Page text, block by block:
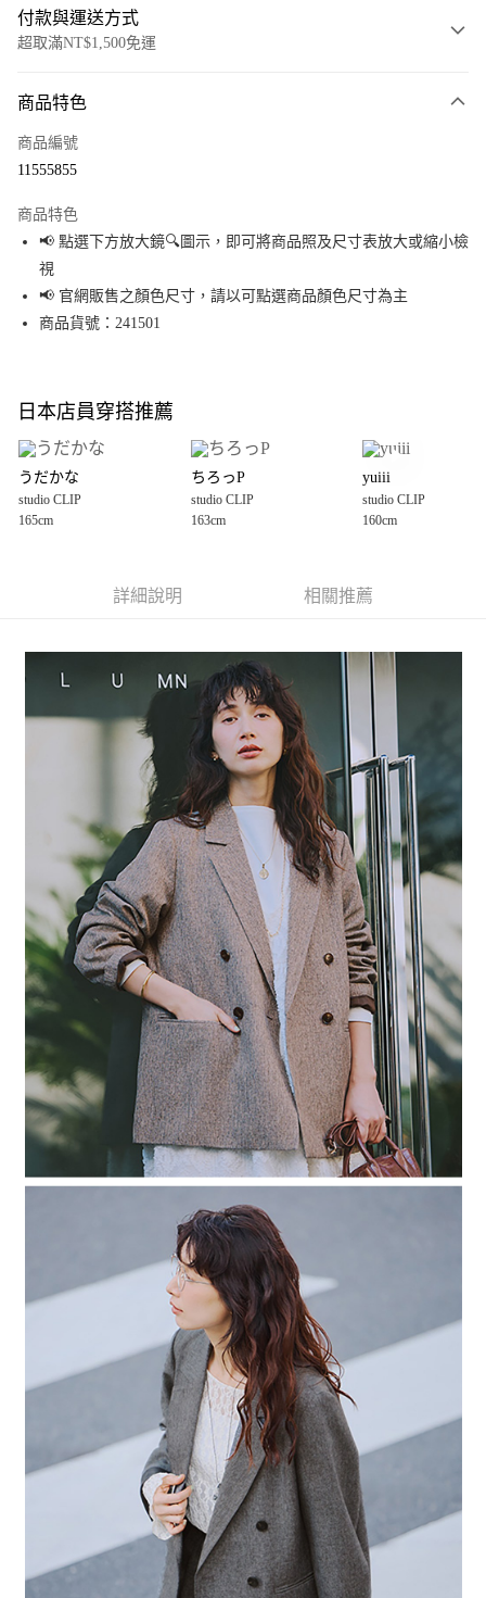
付款與運送方式
超取滿NT$1,500免運
信用卡一次付款
Apple Pay
街口支付
悠遊付
全盈+PAY
大哥付你分期
【大哥付你分期使用說明】
1.本服務由台灣大哥大提供，台灣大哥大用戶可立即使用無須另外申請。
2.付款方式選擇「大哥付你分期」，訂單成立後會自動跳轉到大哥付的交易
3.實際核准額度、可分期數及費用金額請依後續交易確認頁面所載為準。
4.訂單成立30分鐘內，如未前往確認交易或遇審核未通過，訂單將自動取
1.分期款項不併入電信帳單，「大哥付你分期」於每月結算日後寄送繳費提
2.透過簡訊連結打開帳單後，可選擇「超商條碼／台灣大直營門市／銀行轉
帳／街口支付／iPASS MONEY」等通路繳費。
1.本服務係由「台灣大哥大股份有限公司」（以下簡稱本公司）所提供，讓
用戶於交易時，得透過本服務購買商品或服務，並由商店將買賣／分期付款
買賣價金債權讓與本公司後，依約使用本公司帳單繳交帳款。
2.基於同意付款使用「大哥付你分期」之契約關係目的，商店將以您的個人
資料（包含姓名、電話或地址）提供予台灣大哥大進項蒐集、處理及利用，
由本公司與您本人進行分期帳單所需資料之確認、核對及更正。
3.完整用戶服務條款，請詳閱以下連結：https://oppay.tw/userRule
AFTEE先享後付
３．安心：先確認商品／服務後，再付款。
【「AFTEE先享後付」結帳流程】
１．於結帳方式選擇「AFTEE先享後付」後，將跳轉至「AFTEE先享後付」
結帳頁面，進行簡訊認證並確認金額後，即可完成結帳。
２．訂單成立數日內，您將收到繳費通知簡訊。
３．收到繳費通知簡訊後14天內，點擊此簡訊中的連結，可透過四大超商／
ATM／網路銀行／等多元方式進行付款，方視為交易完成。
※ 請注意：結帳手續完成當下不需立刻繳費，但若您需要取消訂單，請聯絡
購買商品的店家。未經商家同意取消之訂單仍視為有效，需透過AFTEE先享
後付繳納相關費用。
※ 交易是否成功請以「AFTEE先享後付 」之結帳頁面顯示為準，若有關於
是否繳費成功／繳費後需取消欲退款等相關疑問，請聯繫「AFTEE先享後付
客戶支援中心」https://netprotections.freshdesk.com/support/home
【注意事項】
１．透過由恩沛科技股份有限公司提供之「AFTEE先享後付」服務完成之交
易，需依本服務之必要範圍內提供個人資料，並將交易相關給付款項請求債
權轉讓予恩沛科技股份有限公司。
２．關於個人資料處理事宜，請瀏覽以下網址：https://aftee.tw/terms/#terms3
３．未成年的使用者請事先徵得法定代理人或監護人之同意方可使用
「AFTEE先享後付」，若未經同意申辦者引起之損失，本公司不負相關責
任。
４．使用「AFTEE先享後付」時，將依據個別帳號之用戶狀況，依本公司即
時審查核予不同之上限額度；若仍有額度不足之情形，本公司將視審查結果
請求用戶進行身份認證。
５．嚴禁一人註冊多個帳號或使用他人資訊註冊。若發現惡意使用之情形，
恩沛科技股份有限公司將有權停止該用戶之使用額度並採取法律行動。
每筆NT$80，滿NT$1,500(含以上)免運費
付款後 全家取貨
每筆NT$80，滿NT$1,500(含以上)免運費
每筆NT$80，滿NT$1,500(含以上)免運費
付款後 7-11取貨
每筆NT$80，滿NT$1,500(含以上)免運費
每筆NT$80，滿NT$1,500(含以上)免運費
商品特色
商品編號
11555855
商品特色
📢 點選下方放大鏡🔍圖示，即可將商品照及尺寸表放大或縮小檢
視
📢 官網販售之顏色尺寸，請以可點選商品顏色尺寸為主
商品貨號：241501
日本店員穿搭推薦
うだかな
studio CLIP
165cm
ちろっP
studio CLIP
163cm
yuiii
studio CLIP
160cm
詳細說明 相關推薦